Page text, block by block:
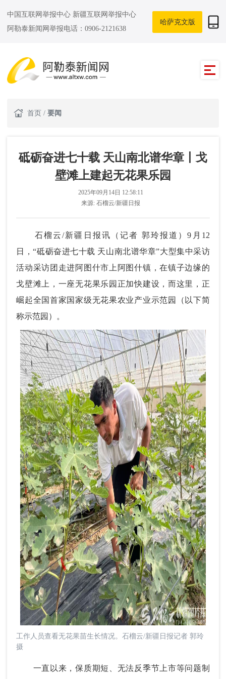
中国互联网举报中心 新疆互联网举报中心
阿勒泰新闻网举报电话：0906-2121638
哈萨克文版
首页 / 要闻
砥砺奋进七十载 天山南北谱华章丨戈
壁滩上建起无花果乐园
2025年09月14日 12:58:11
来源:石榴云/新疆日报
石榴云/新疆日报讯（记者 郭玲报道）9月12
日，“砥砺奋进七十载 天山南北谱华章”大型集中采访
活动采访团走进阿图什市上阿图什镇，在镇子边缘的
戈壁滩上，一座无花果乐园正加快建设，而这里，正
崛起全国首家国家级无花果农业产业示范园（以下简
称示范园）。
工作人员查看无花果苗生长情况。石榴云/新疆日报记者 郭玲
摄
一直以来，保质期短、无法反季节上市等问题制